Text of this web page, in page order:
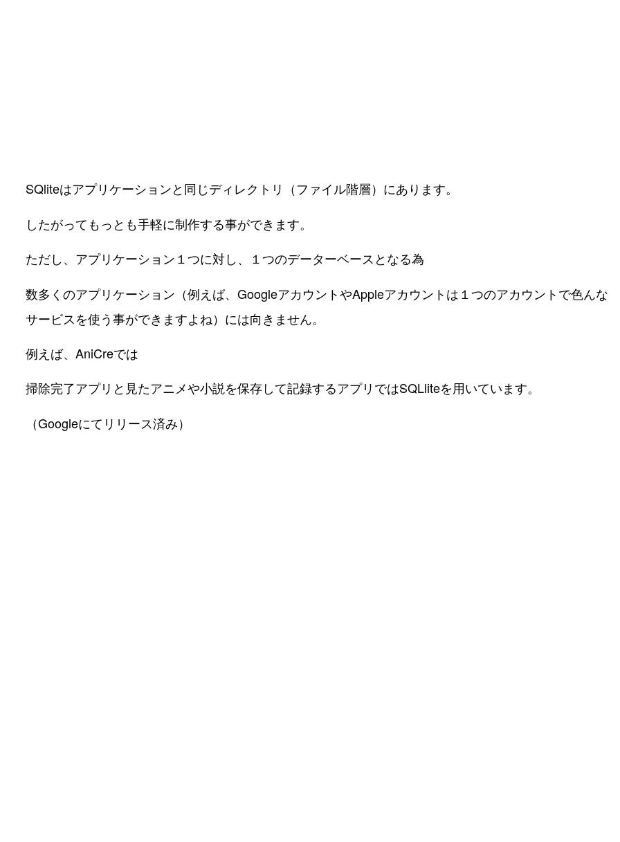
SQliteはアプリケーションと同じディレクトリ（ファイル階層）にあります。
したがってもっとも手軽に制作する事ができます。
ただし、アプリケーション１つに対し、１つのデーターベースとなる為
数多くのアプリケーション（例えば、GoogleアカウントやAppleアカウントは１つのアカウントで色んな
サービスを使う事ができますよね）には向きません。
例えば、AniCreでは
掃除完了アプリと見たアニメや小説を保存して記録するアプリではSQLliteを用いています。
（Googleにてリリース済み）